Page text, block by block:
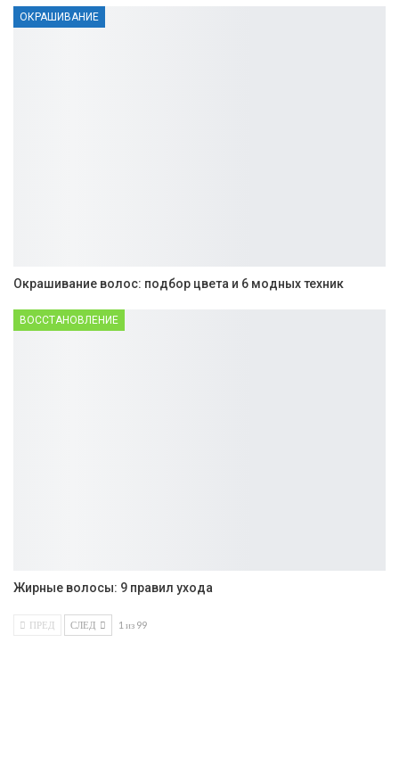
ОКРАШИВАНИЕ
Окрашивание волос: подбор цвета и 6 модных техник
ВОССТАНОВЛЕНИЕ
Жирные волосы: 9 правил ухода
ПРЕД СЛЕД 1 из 99